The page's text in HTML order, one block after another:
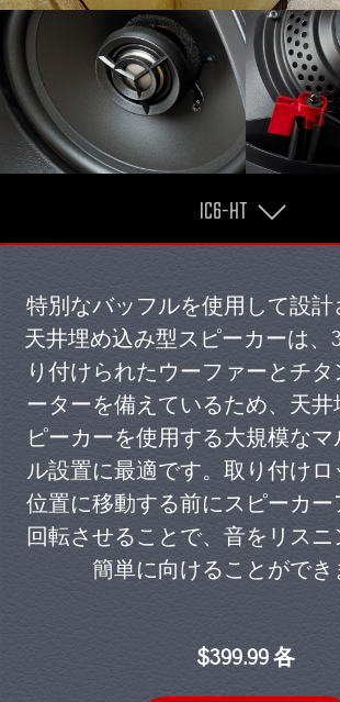
IC6-HT
特別なバッフルを使用して設計
天井埋め込み型スピーカーは、
り付けられたウーファーとチ
ーターを備えているため、天
ピーカーを使用する大規模な
ル設置に最適です。取り付け
位置に移動する前にスピーカー
回転させることで、音をリス
簡単に向けることができ
$399.99 各